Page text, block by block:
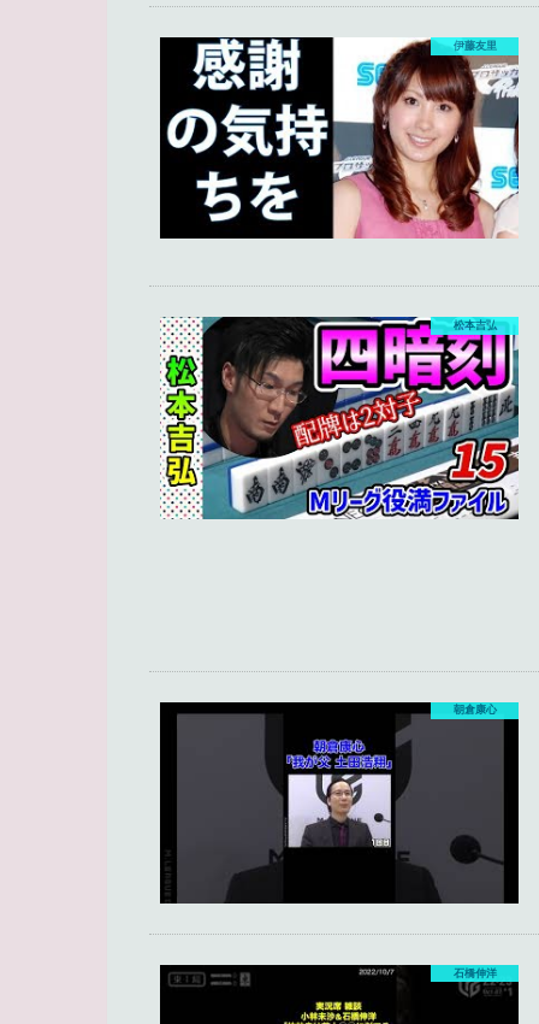
伊藤友里
松本吉弘
朝倉康心
石橋伸洋